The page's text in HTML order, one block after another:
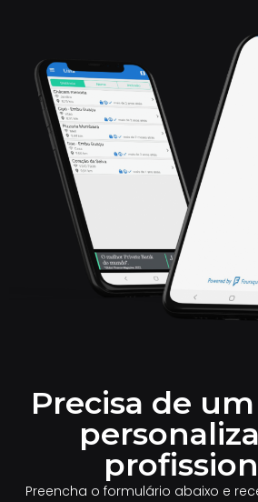
Precisa de
Preencha o formulário abaixo e